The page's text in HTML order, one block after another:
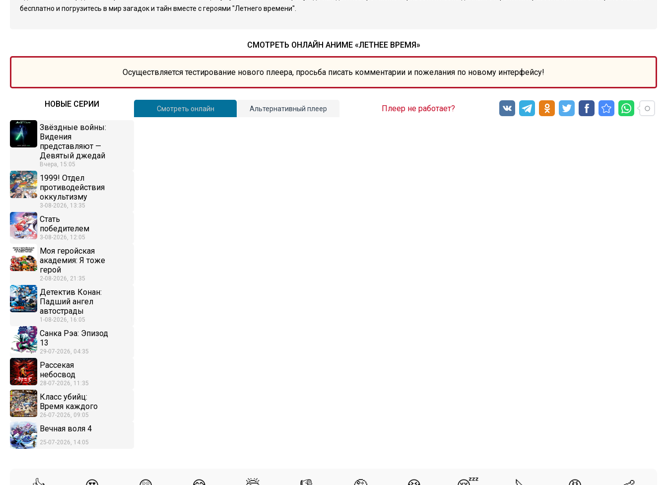
бесплатно и погрузитесь в мир загадок и тайн вместе с героями "Летнего времени".
СМОТРЕТЬ ОНЛАЙН АНИМЕ «ЛЕТНЕЕ ВРЕМЯ»
Осуществляется тестирование нового плеера, просьба писать комментарии и пожелания по новому интерфейсу!
НОВЫЕ СЕРИИ
Звёздные войны:
Видения
представляют —
Девятый джедай
Вчера, 15:05
1999! Отдел
противодействия
оккультизму
3-08-2026, 13:35
Стать
победителем
3-08-2026, 12:05
Моя геройская
академия: Я тоже
герой
2-08-2026, 21:35
Детектив Конан:
Падший ангел
автострады
1-08-2026, 16:05
Санка Рэа: Эпизод
13
29-07-2026, 04:35
Рассекая
небосвод
28-07-2026, 11:35
Класс убийц:
Время каждого
26-07-2026, 09:05
Вечная воля 4
25-07-2026, 14:05
Смотреть онлайн Альтернативный плеер Плеер не работает?